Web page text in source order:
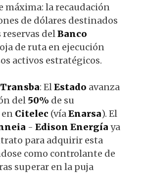
máxima: la recaudación
de dólares destinados
reservas delBanco
de ruta en ejecución
activos estratégicos.
Transba: ElEstado avanza
del 50% de su
Citelec (víaEnarsa). El
- Edison Energía ya
para adquirir esta
como controlante de
superar en la puja